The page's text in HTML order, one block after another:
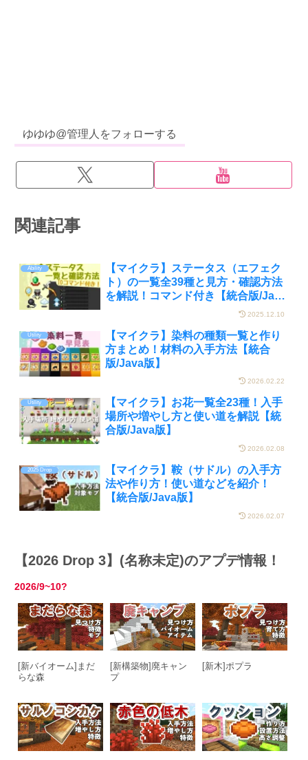
ゆゆゆ@管理人をフォローする
関連記事
Ability
【マイクラ】ステータス（エフェク
ト）の一覧全39種と見方・確認方法
を解説！コマンド付き【統合版/Java
2025.12.10
Utility
【マイクラ】染料の種類一覧と作り
方まとめ！材料の入手方法【統合
版/Java版】
2026.02.22
Utility
【マイクラ】お花一覧全23種！入手
場所や増やし方と使い道を解説【統
合版/Java版】
2026.02.08
2025 Drop
【マイクラ】鞍（サドル）の入手方
法や作り方！使い道などを紹介！
【統合版/Java版】
2026.02.07
【2026 Drop 3】(名称未定)のアプデ情報！
2026/9~10?
[新バイオーム]まだ
らな森
[新構築物]廃キャン
プ
[新木]ポプラ